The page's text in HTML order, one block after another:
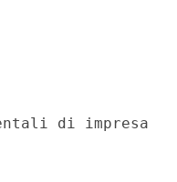
di impresa